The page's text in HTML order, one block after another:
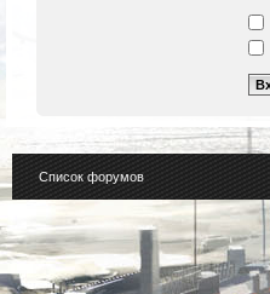
Список форумов